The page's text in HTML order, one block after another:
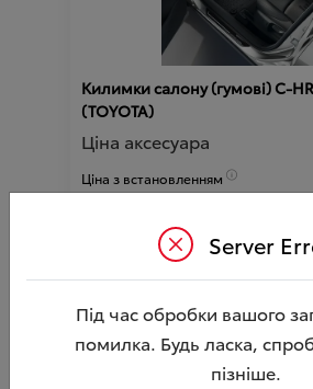
Килимки салону (гумові) C-
(TOYOTA)
Ціна аксесуара
Ціна з встановленням
Server
Під час обробки вашого
помилка. Будь ласка,
пізніше.